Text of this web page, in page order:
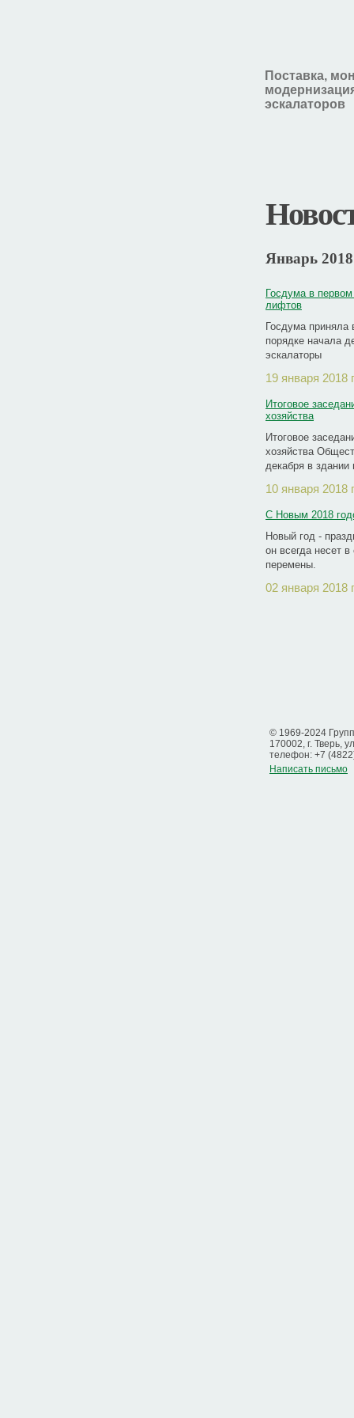
Поставка,
эскалаторов
Январь 2018
Госдума в
лифтов
Госдума приняла
порядке начала
эскалаторы
19 января 2018
Итоговое
хозяйства
Итоговое
хозяйства
декабря в здании
10 января 2018
С Новым 2018
Новый год -
он всегда несет
перемены.
02 января 2018
© 1969-2024
170002, г. Тверь,
телефон: +7
Написать письмо